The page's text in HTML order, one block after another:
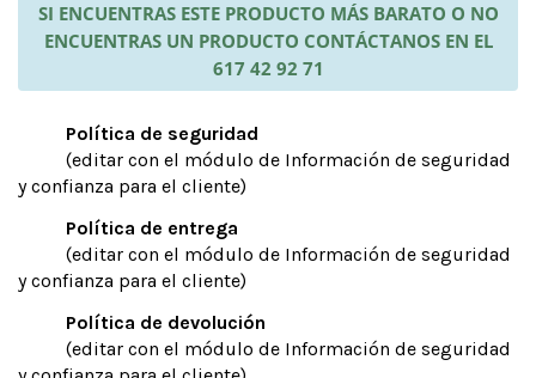
SI ENCUENTRAS ESTE PRODUCTO MÁS BARATO O NO
ENCUENTRAS UN PRODUCTO CONTÁCTANOS EN EL
617 42 92 71
Política de seguridad
(editar con el módulo de Información de seguridad
y confianza para el cliente)
Política de entrega
(editar con el módulo de Información de seguridad
y confianza para el cliente)
Política de devolución
(editar con el módulo de Información de seguridad